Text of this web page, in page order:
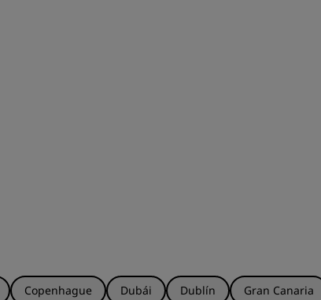
Copenhague Dubái Dublín Gran Canaria